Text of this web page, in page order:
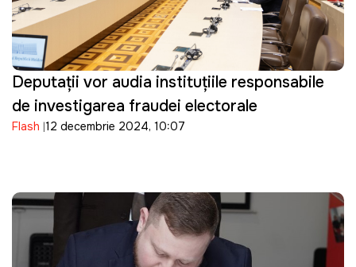
Deputații vor audia instituțiile responsabile
de investigarea fraudei electorale
Flash 12 decembrie 2024, 10:07